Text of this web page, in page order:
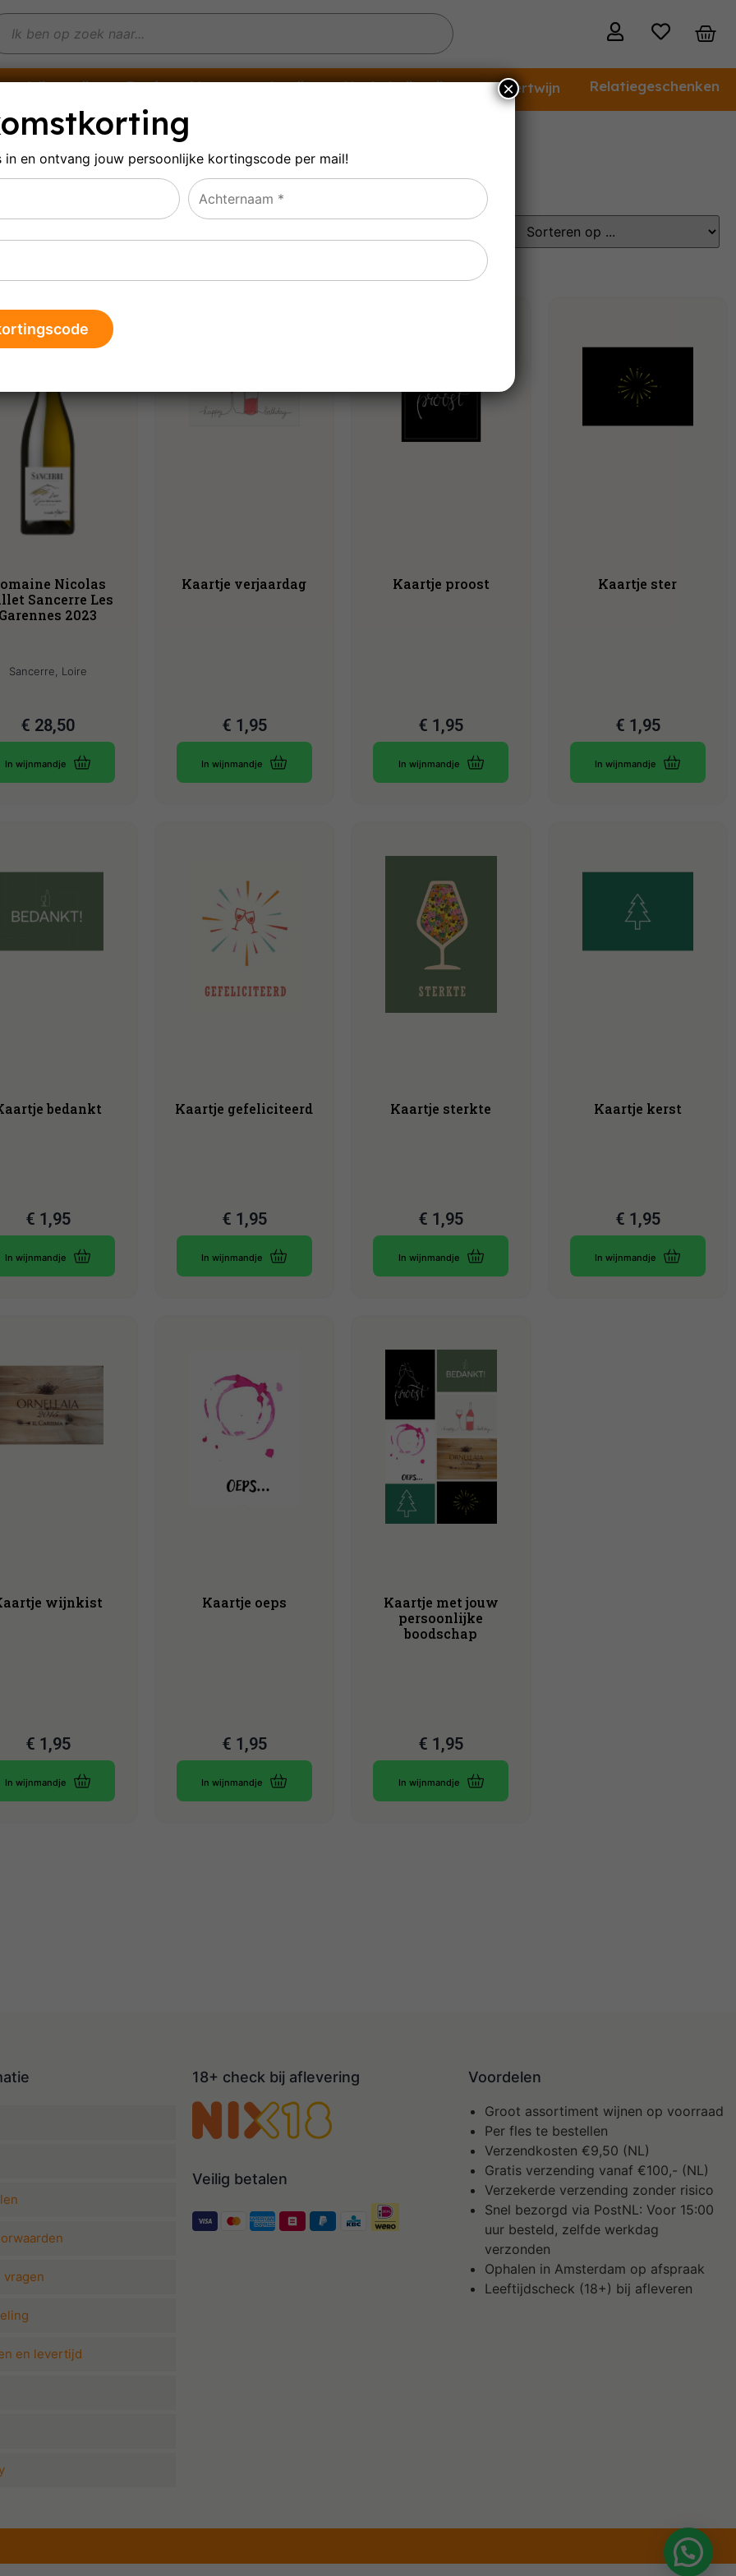
Witte wijn Rosé Mousserende wijn Alcoholvrije wijn Dessertwijn Relatiegeschenken
categorie
Nicolas
Sancerre Les
2023
Sancerre, Loire
€ 28,50
In wijnmandje
Kaartje verjaardag
€ 1,95
In wijnmandje
Kaartje proost
€ 1,95
In wijnmandje
Kaartje ster
€ 1,95
In wijnmandje
bedankt
€ 1,95
In wijnmandje
Kaartje gefeliciteerd
€ 1,95
In wijnmandje
Kaartje sterkte
€ 1,95
In wijnmandje
Kaartje kerst
€ 1,95
In wijnmandje
wijnkist
€ 1,95
In wijnmandje
Kaartje oeps
€ 1,95
In wijnmandje
Kaartje met jouw
persoonlijke
boodschap
€ 1,95
In wijnmandje
vragen
en levertijd
18+ check bij aflevering
Veilig betalen
Voordelen
Groot assortiment wijnen op voorraad
Per fles te bestellen
Verzendkosten €9,50 (NL)
Gratis verzending vanaf €100,- (NL)
Verzekerde verzending zonder risico
Snel bezorgd via PostNL: Voor 15:00
uur besteld, zelfde werkdag
verzonden
Ophalen in Amsterdam op afspraak
Leeftijdscheck (18+) bij afleveren
in en ontvang jouw persoonlijke kortingscode per mail!
×